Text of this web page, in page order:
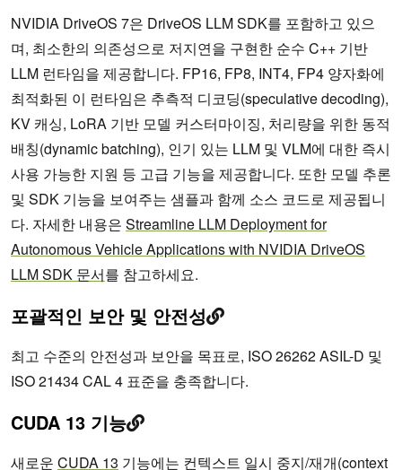
NVIDIA DriveOS 7은 DriveOS LLM SDK를 포함하고 있으
며, 최소한의 의존성으로 저지연을 구현한 순수 C++ 기반
LLM 런타임을 제공합니다. FP16, FP8, INT4, FP4 양자화에
최적화된 이 런타임은 추측적 디코딩(speculative decoding),
KV 캐싱, LoRA 기반 모델 커스터마이징, 처리량을 위한 동적
배칭(dynamic batching), 인기 있는 LLM 및 VLM에 대한 즉시
사용 가능한 지원 등 고급 기능을 제공합니다. 또한 모델 추론
및 SDK 기능을 보여주는 샘플과 함께 소스 코드로 제공됩니
다. 자세한 내용은 Streamline LLM Deployment for
Autonomous Vehicle Applications with NVIDIA DriveOS
LLM SDK 문서를 참고하세요.
포괄적인 보안 및 안전성
최고 수준의 안전성과 보안을 목표로, ISO 26262 ASIL-D 및
ISO 21434 CAL 4 표준을 충족합니다.
CUDA 13 기능
새로운 CUDA 13 기능에는 컨텍스트 일시 중지/재개(context